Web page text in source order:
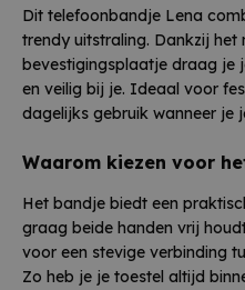
Dit telefoonbandje Lena
trendy uitstraling. Dankzij het
bevestigingsplaatje draag je
en veilig bij je. Ideaal voor
dagelijks gebruik wanneer je
Waarom kiezen voor
Het bandje biedt een
graag beide handen vrij
voor een stevige verbinding
Zo heb je je toestel altijd